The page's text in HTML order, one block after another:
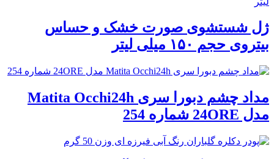
ژل شستشوی صورت خشک و حساس
بیتروی حجم ۱۵۰ میلی لیتر
مداد چشم دبورا سری Matita Occhi24h
مدل 24ORE شماره 254